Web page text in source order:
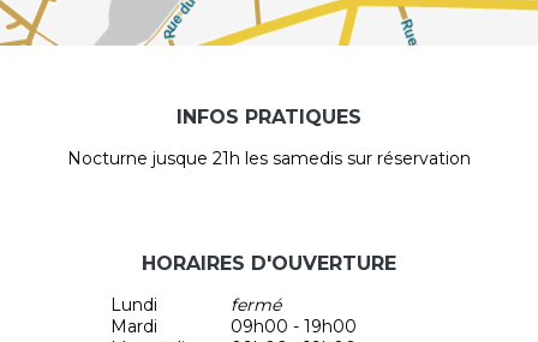
INFOS PRATIQUES
Nocturne jusque 21h les samedis sur réservation
HORAIRES D'OUVERTURE
Lundi
fermé
Mardi
09h00 - 19h00